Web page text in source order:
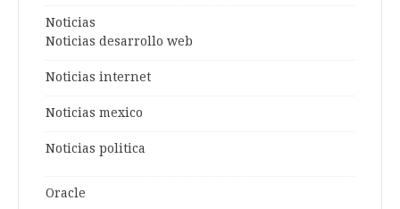
Noticias
Noticias desarrollo web
Noticias internet
Noticias mexico
Noticias politica
Oracle